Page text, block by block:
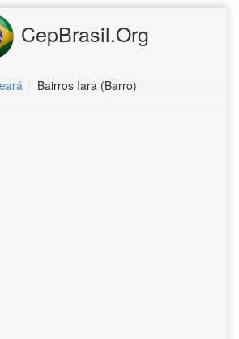
CepBrasil.Org
Bairros Iara (Barro)